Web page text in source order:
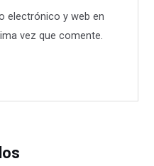
electrónico y web en
vez que comente.